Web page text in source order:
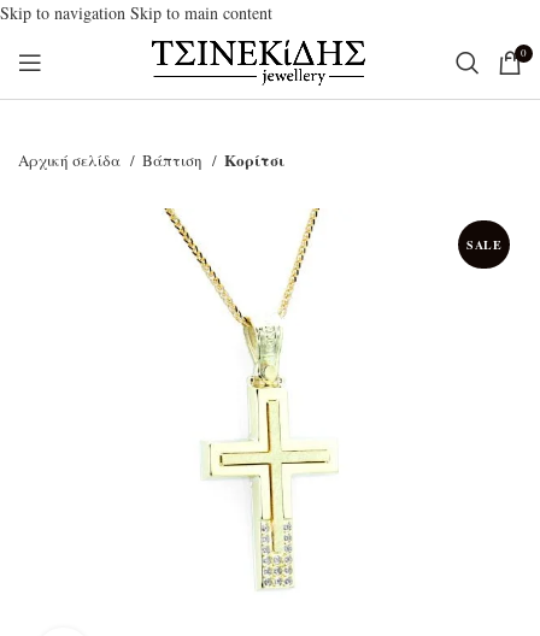
Skip to navigation Skip to main content
0
Αρχική σελίδα Βάπτιση Κορίτσι
SALE